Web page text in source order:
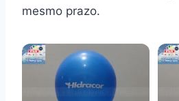
mesmo prazo.